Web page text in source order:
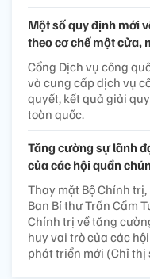
Một số quy định mới
theo cơ chế một cửa,
Cổng Dịch vụ công
và cung cấp dịch vụ
quyết, kết quả giải
toàn quốc.
Tăng cường sự lãnh
của các hội quần
Thay mặt Bộ Chính
Ban Bí thư Trần Cẩm
Chính trị về tăng
huy vai trò của các
phát triển mới (Chỉ